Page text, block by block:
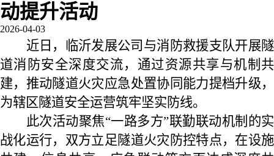
动提升活动
2026-04-03
近日，临沂发展公司与消防救援支队开展隧
道消防安全深度交流，通过资源共享与机制共
建，推动隧道火灾应急处置协同能力提档升级，
为辖区隧道安全运营筑牢坚实防线。
此次活动聚焦“一路多方”联勤联动机制的实
战化运行，双方立足隧道火灾防控特点，在设施